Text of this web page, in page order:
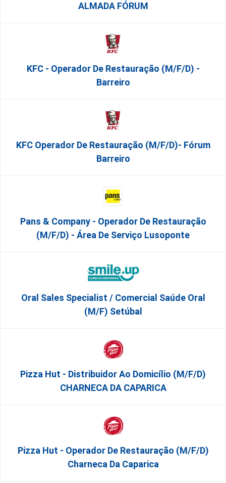
ALMADA FÓRUM
KFC - Operador De Restauração (m/f/d) -
Barreiro
KFC Operador De Restauração (m/f/d)- Fórum
Barreiro
Pans & Company - Operador De Restauração
(m/f/d) - Área De Serviço Lusoponte
Oral Sales Specialist / Comercial Saúde Oral
(M/F) Setúbal
Pizza Hut - Distribuidor Ao Domicílio (m/f/d)
CHARNECA DA CAPARICA
Pizza Hut - Operador De Restauração (m/f/d)
Charneca Da Caparica